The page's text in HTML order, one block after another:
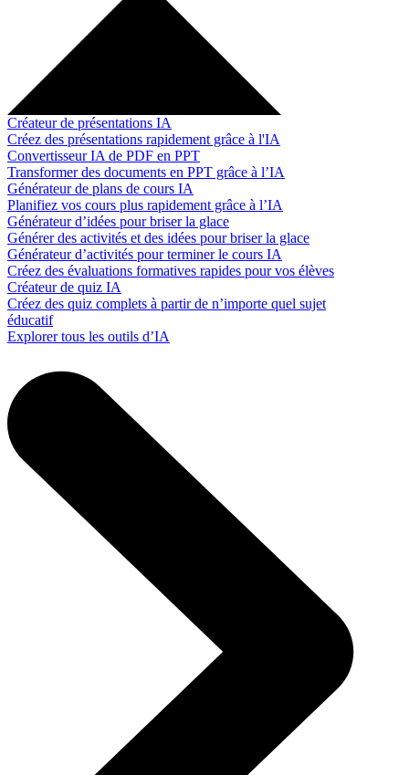
Créateur de présentations IA
Créez des présentations rapidement grâce à l'IA
Convertisseur IA de PDF en PPT
Transformer des documents en PPT grâce à l’IA
Générateur de plans de cours IA
Planifiez vos cours plus rapidement grâce à l’IA
Générateur d’idées pour briser la glace
Générer des activités et des idées pour briser la glace
Générateur d’activités pour terminer le cours IA
Créez des évaluations formatives rapides pour vos élèves
Créateur de quiz IA
Créez des quiz complets à partir de n’importe quel sujet
éducatif
Explorer tous les outils d’IA